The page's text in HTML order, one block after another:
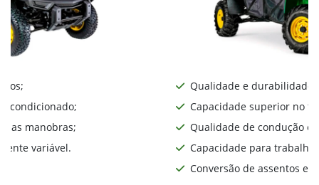
condicionado;
as manobras;
variável.
Qualidade e durabilidade;
Capacidade superior no
Qualidade de condução o
Capacidade para
Conversão de assentos e